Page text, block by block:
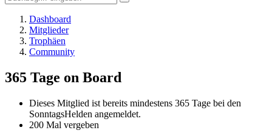
Dashboard
Mitglieder
Trophäen
Community
365 Tage on Board
Dieses Mitglied ist bereits mindestens 365 Tage bei den
SonntagsHelden angemeldet.
200 Mal vergeben